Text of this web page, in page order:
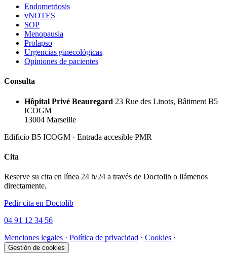
Endometriosis
vNOTES
SOP
Menopausia
Prolapso
Urgencias ginecológicas
Opiniones de pacientes
Consulta
Hôpital Privé Beauregard 23 Rue des Linots, Bâtiment B5
ICOGM
13004 Marseille
Edificio B5 ICOGM · Entrada accesible PMR
Cita
Reserve su cita en línea 24 h/24 a través de Doctolib o llámenos
directamente.
Pedir cita en Doctolib
04 91 12 34 56
Menciones legales · Política de privacidad · Cookies ·
Gestión de cookies